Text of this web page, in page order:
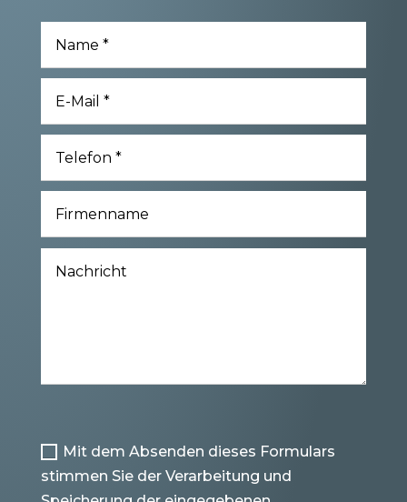
Mit dem Absenden dieses Formulars
stimmen Sie der Verarbeitung und